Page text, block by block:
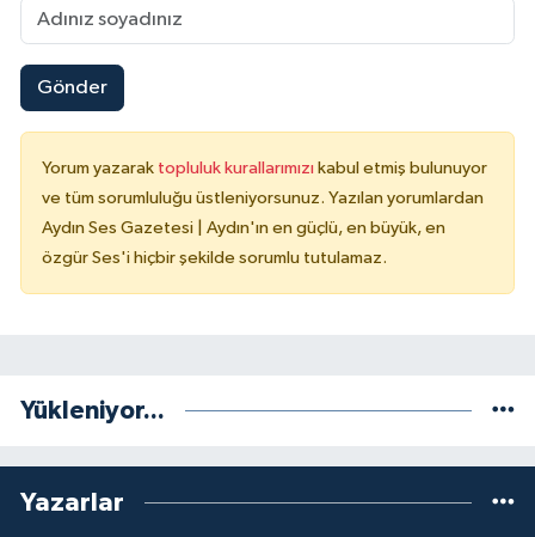
Gönder
Yorum yazarak topluluk kurallarımızı kabul etmiş bulunuyor
ve tüm sorumluluğu üstleniyorsunuz. Yazılan yorumlardan
Aydın Ses Gazetesi | Aydın'ın en güçlü, en büyük, en
özgür Ses'i hiçbir şekilde sorumlu tutulamaz.
Yükleniyor...
Yazarlar